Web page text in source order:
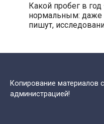
Какой пробег в год
нормальным: даже
пишут,
Копирование
администрацией!